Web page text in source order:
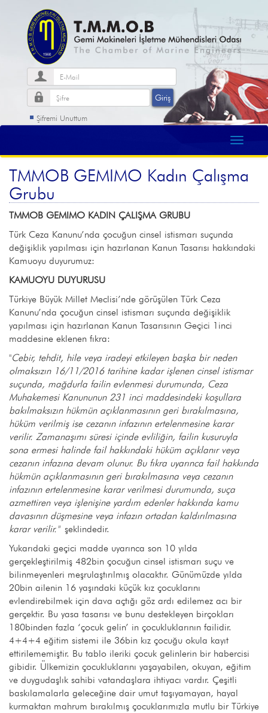
Şifremi Unuttum
TMMOB GEMIMO Kadın Çalışma
Grubu
TMMOB GEMIMO KADIN ÇALIŞMA GRUBU
Türk Ceza Kanunu’nda çocuğun cinsel istismarı suçunda
değişiklik yapılması için hazırlanan Kanun Tasarısı hakkındaki
Kamuoyu duyurumuz:
KAMUOYU DUYURUSU
Türkiye Büyük Millet Meclisi’nde görüşülen Türk Ceza
Kanunu’nda çocuğun cinsel istismarı suçunda değişiklik
yapılması için hazırlanan Kanun Tasarısının Geçici 1inci
maddesine eklenen fıkra:
"Cebir, tehdit, hile veya iradeyi etkileyen başka bir neden
olmaksızın 16/11/2016 tarihine kadar işlenen cinsel istismar
suçunda, mağdurla failin evlenmesi durumunda, Ceza
Muhakemesi Kanununun 231 inci maddesindeki koşullara
bakılmaksızın hükmün açıklanmasının geri bırakılmasına,
hüküm verilmiş ise cezanın infazının ertelenmesine karar
verilir. Zamanaşımı süresi içinde evliliğin, failin kusuruyla
sona ermesi halinde fail hakkındaki hüküm açıklanır veya
cezanın infazına devam olunur. Bu fıkra uyarınca fail hakkında
hükmün açıklanmasının geri bırakılmasına veya cezanın
infazının ertelenmesine karar verilmesi durumunda, suça
azmettiren veya işlenişine yardım edenler hakkında kamu
davasının düşmesine veya infazın ortadan kaldırılmasına
karar verilir."şeklindedir.
Yukarıdaki geçici madde uyarınca son 10 yılda
gerçekleştirilmiş 482bin çocuğun cinsel istismarı suçu ve
bilinmeyenleri meşrulaştırılmış olacaktır. Günümüzde yılda
20bin ailenin 16 yaşındaki küçük kız çocuklarını
evlendirebilmek için dava açtığı göz ardı edilemez acı bir
gerçektir. Bu yasa tasarısı ve bunu destekleyen birçokları
180binden fazla ‘çocuk gelin’ in çocukluklarının failidir.
4+4+4 eğitim sistemi ile 36bin kız çocuğu okula kayıt
ettirilememiştir. Bu tablo ileriki çocuk gelinlerin bir habercisi
gibidir. Ülkemizin çocukluklarını yaşayabilen, okuyan, eğitim
ve duygudaşlık sahibi vatandaşlara ihtiyacı vardır. Çeşitli
baskılamalarla geleceğine dair umut taşıyamayan, hayal
kurmaktan mahrum bırakılmış çocuklarımızla mutlu bir Türkiye